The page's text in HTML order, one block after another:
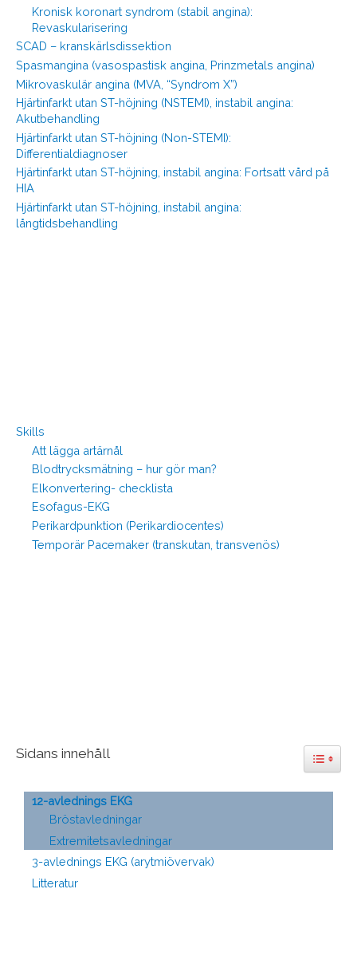
Kronisk koronart syndrom (stabil angina):
Revaskularisering
SCAD – kranskärlsdissektion
Spasmangina (vasospastisk angina, Prinzmetals angina)
Mikrovaskulär angina (MVA, “Syndrom X”)
Hjärtinfarkt utan ST-höjning (NSTEMI), instabil angina:
Akutbehandling
Hjärtinfarkt utan ST-höjning (Non-STEMI):
Differentialdiagnoser
Hjärtinfarkt utan ST-höjning, instabil angina: Fortsatt vård på
HIA
Hjärtinfarkt utan ST-höjning, instabil angina:
långtidsbehandling
Skills
Att lägga artärnål
Blodtrycksmätning – hur gör man?
Elkonvertering- checklista
Esofagus-EKG
Perikardpunktion (Perikardiocentes)
Temporär Pacemaker (transkutan, transvenös)
Sidans innehåll Toggle
12-avlednings EKG
Bröstavledningar
Extremitetsavledningar
3-avlednings EKG (arytmiövervak)
Litteratur